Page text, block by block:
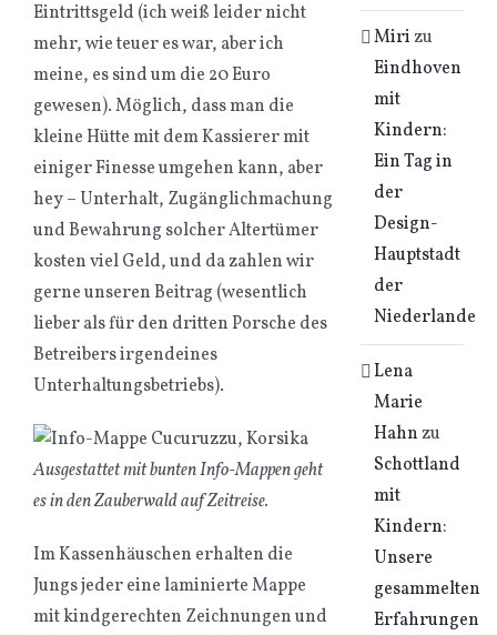
Eintrittsgeld (ich weiß leider nicht
mehr, wie teuer es war, aber ich
meine, es sind um die 20 Euro
gewesen). Möglich, dass man die
kleine Hütte mit dem Kassierer mit
einiger Finesse umgehen kann, aber
hey – Unterhalt, Zugänglichmachung
und Bewahrung solcher Altertümer
kosten viel Geld, und da zahlen wir
gerne unseren Beitrag (wesentlich
lieber als für den dritten Porsche des
Betreibers irgendeines
Unterhaltungsbetriebs).
Ausgestattet mit bunten Info-Mappen geht
es in den Zauberwald auf Zeitreise.
Im Kassenhäuschen erhalten die
Jungs jeder eine laminierte Mappe
mit kindgerechten Zeichnungen und
Mirizu
Eindhoven
mit
Kindern:
Ein Tag in
der
Design-
Hauptstadt
der
Niederlande
Lena
Marie
Hahnzu
Schottland
mit
Kindern:
Unsere
gesammelten
Erfahrungen